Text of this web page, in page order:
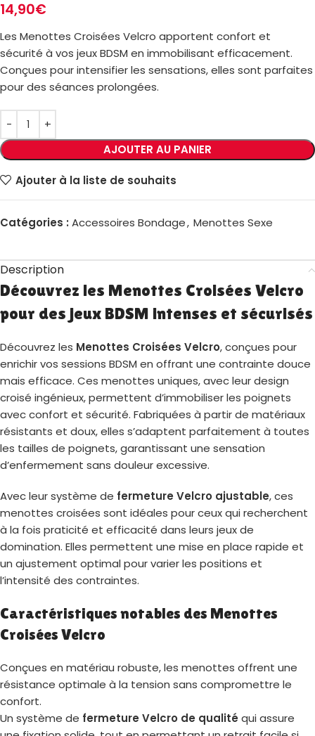
14,90€
Les Menottes Croisées Velcro apportent confort et
sécurité à vos jeux BDSM en immobilisant efficacement.
Conçues pour intensifier les sensations, elles sont parfaites
pour des séances prolongées.
AJOUTER AU PANIER
Ajouter à la liste de souhaits
Catégories : Accessoires Bondage, Menottes Sexe
Description
Découvrez les Menottes Croisées Velcro
pour des jeux BDSM intenses et sécurisés
Découvrez les Menottes Croisées Velcro, conçues pour
enrichir vos sessions BDSM en offrant une contrainte douce
mais efficace. Ces menottes uniques, avec leur design
croisé ingénieux, permettent d’immobiliser les poignets
avec confort et sécurité. Fabriquées à partir de matériaux
résistants et doux, elles s’adaptent parfaitement à toutes
les tailles de poignets, garantissant une sensation
d’enfermement sans douleur excessive.
Avec leur système de fermeture Velcro ajustable, ces
menottes croisées sont idéales pour ceux qui recherchent
à la fois praticité et efficacité dans leurs jeux de
domination. Elles permettent une mise en place rapide et
un ajustement optimal pour varier les positions et
l’intensité des contraintes.
Caractéristiques notables des Menottes
Croisées Velcro
Conçues en matériau robuste, les menottes offrent une
résistance optimale à la tension sans compromettre le
confort.
Un système de fermeture Velcro de qualité qui assure